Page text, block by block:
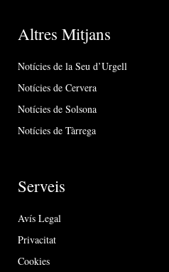
Altres Mitjans
Notícies de la Seu d’Urgell
Notícies de Cervera
Notícies de Solsona
Notícies de Tàrrega
Serveis
Avís Legal
Privacitat
Cookies